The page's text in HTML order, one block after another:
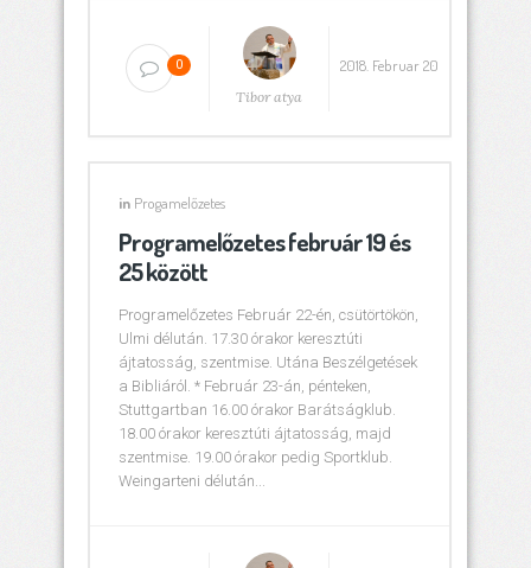
0
Tibor atya
2018. Februar 20
in Progamelőzetes
Programelőzetes február 19 és
25 között
Programelőzetes Február 22-én, csütörtökön,
Ulmi délután. 17.30 órakor keresztúti
ájtatosság, szentmise. Utána Beszélgetések
a Bibliáról. * Február 23-án, pénteken,
Stuttgartban 16.00 órakor Barátságklub.
18.00 órakor keresztúti ájtatosság, majd
szentmise. 19.00 órakor pedig Sportklub.
Weingarteni délután...